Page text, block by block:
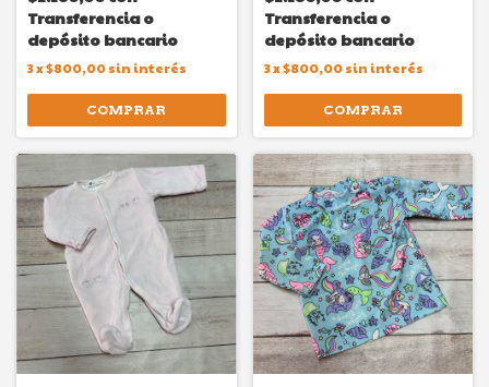
Transferencia o
depósito bancario
3x$800,00sin interés
COMPRAR
Transferencia o
depósito bancario
3x$800,00 sin interés
COMPRAR